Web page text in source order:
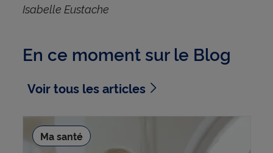
Isabelle Eustache
En ce moment sur le Blog
Voir tous les articles
Ma santé